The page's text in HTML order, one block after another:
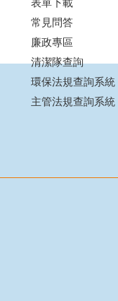
表單下載
常見問答
廉政專區
清潔隊查詢
環保法規查詢系統
主管法規查詢系統